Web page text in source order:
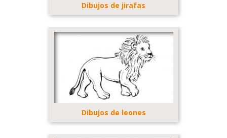
Dibujos de jirafas
Dibujos de leones